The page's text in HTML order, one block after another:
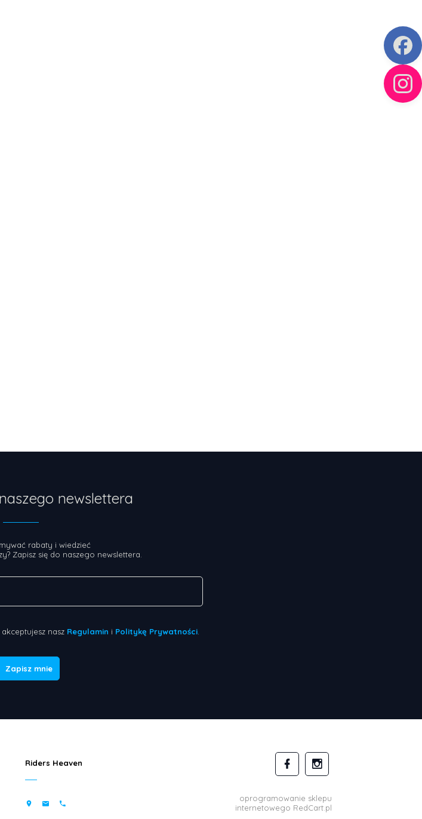
newslettera
rabaty i wiedzieć
Zapisz się do naszego newslettera.
nasz Regulamin i Politykę Prywatności
Zapisz mnie
Riders Heaven
oprogramowanie sklepu
internetowego RedCart.pl